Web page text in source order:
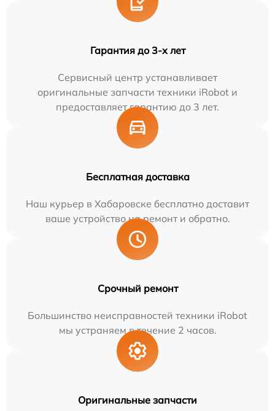
Гарантия до 3-х лет
Сервисный центр устанавливает
оригинальные запчасти техники iRobot и
предоставляет гарантию до 3 лет.
Бесплатная доставка
Наш курьер в Хабаровске бесплатно доставит
ваше устройство на ремонт и обратно.
Срочный ремонт
Большинство неисправностей техники iRobot
мы устраняем в течение 2 часов.
Оригинальные запчасти